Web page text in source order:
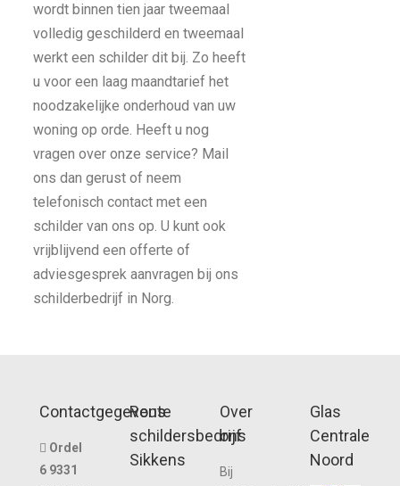
wordt binnen tien jaar tweemaal
volledig geschilderd en tweemaal
werkt een schilder dit bij. Zo heeft
u voor een laag maandtarief het
noodzakelijke onderhoud van uw
woning op orde. Heeft u nog
vragen over onze service? Mail
ons dan gerust of neem
telefonisch contact met een
schilder van ons op. U kunt ook
vrijblijvend een offerte of
adviesgesprek aanvragen bij ons
schilderbedrijf in Norg.
Contactgegevens
Ordel
6 9331
Route
schildersbedrijf
Sikkens
Over
ons
Bij
Glas
Centrale
Noord